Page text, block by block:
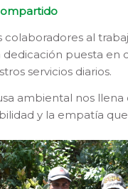
colaboradores al
puesta en
servicios diarios.
ambiental nos
y la empatía